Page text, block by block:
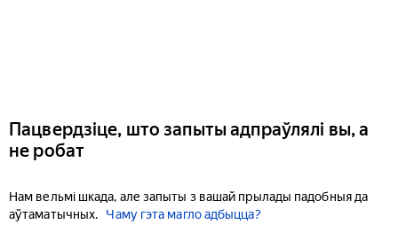
Пацвердзіце, што запыты адпраўлялі вы, а
не робат
Нам вельмі шкада, але запыты з вашай прылады падобныя да
аўтаматычных.
Чаму гэта магло адбыцца?